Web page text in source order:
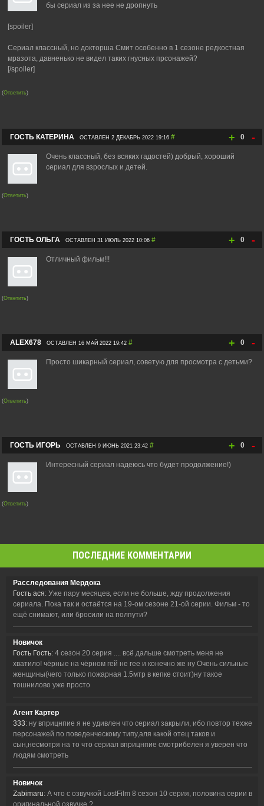
бы сериал из за нее не дропнуть
[spoiler]
Сериал классный, но докторша Смит особенно в 1 сезоне редкостная
мразота, давненько не видел таких гнусных прсонажей?
[/spoiler]
(Ответить)
+ 0 -
ГОСТЬ КАТЕРИНА ОСТАВЛЕН 2 ДЕКАБРЬ 2022 19:16 #
Очень классный, без всяких гадостей) добрый, хороший
сериал для взрослых и детей.
(Ответить)
+ 0 -
ГОСТЬ ОЛЬГА ОСТАВЛЕН 31 ИЮЛЬ 2022 10:06 #
Отличный фильм!!!
(Ответить)
+ 0 -
ALEX678 ОСТАВЛЕН 16 МАЙ 2022 19:42 #
Просто шикарный сериал, советую для просмотра с детьми?
(Ответить)
+ 0 -
ГОСТЬ ИГОРЬ ОСТАВЛЕН 9 ИЮНЬ 2021 23:42 #
Интересный сериал надеюсь что будет продолжение!)
(Ответить)
ПОСЛЕДНИЕ КОММЕНТАРИИ
Расследования Мердока
Гость ася: Уже пару месяцев, если не больше, жду продолжения
сериала. Пока так и остаётся на 19-ом сезоне 21-ой серии. Фильм - то
ещё снимают, или бросили на полпути?
Новичок
Гость Гость: 4 сезон 20 серия .... всё дальше смотреть меня не
хватило! чёрные на чёрном гей не гее и конечно же ну Очень сильные
женщины(чего только пожарная 1.5мтр в кепке стоит)ну такое
тошнилово уже просто
Агент Картер
333: ну вприцнпие я не удивлен что сериал закрыли, ибо повтор техже
персонажей по поведенческому типу,аля какой отец таков и
сын,несмотря на то что сериал вприцнпие смотрибелен я уверен что
людям смотреть
Новичок
Zabimaru: А что с озвучкой LostFilm 8 сезон 10 серия, половина серии в
оригинальной озвучке ?